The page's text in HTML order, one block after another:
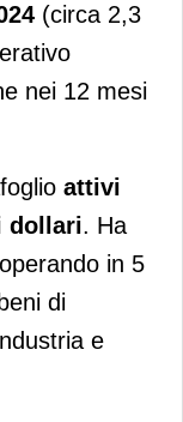
(circa 2,3
nei 12 mesi
attivi
dollari. Ha
in 5
di
e